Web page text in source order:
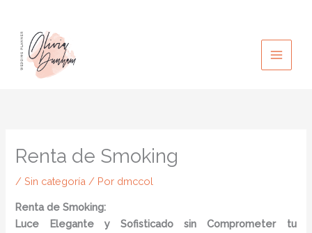
contenido
Renta de Smoking
/Sin categoría / Por dmccol
Renta de Smoking:
Luce Elegante y Sofisticado sin Comprometer tu